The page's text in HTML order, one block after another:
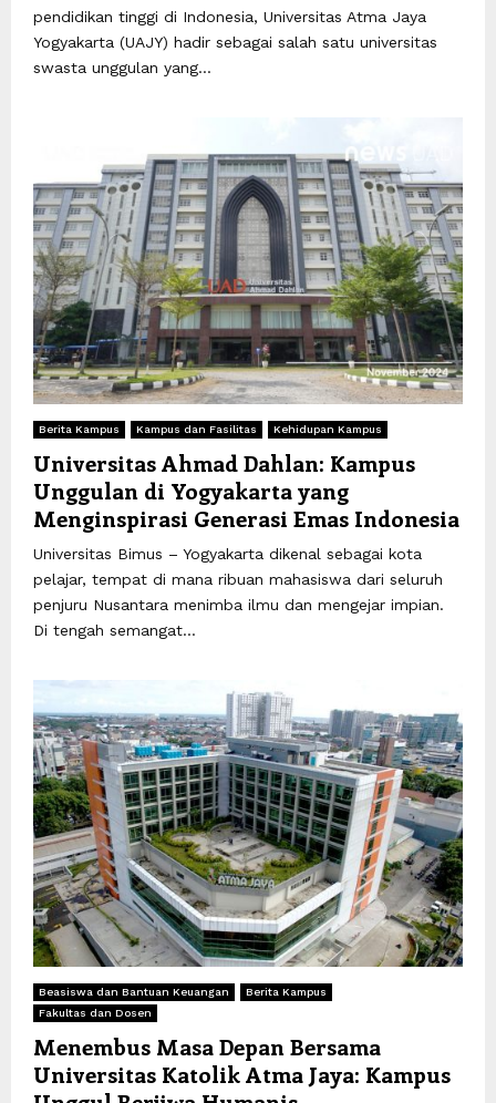
pendidikan tinggi di Indonesia, Universitas Atma Jaya
Yogyakarta (UAJY) hadir sebagai salah satu universitas
swasta unggulan yang...
Berita Kampus Kampus dan Fasilitas Kehidupan Kampus
Universitas Ahmad Dahlan: Kampus
Unggulan di Yogyakarta yang
Menginspirasi Generasi Emas Indonesia
Universitas Bimus – Yogyakarta dikenal sebagai kota
pelajar, tempat di mana ribuan mahasiswa dari seluruh
penjuru Nusantara menimba ilmu dan mengejar impian.
Di tengah semangat...
Beasiswa dan Bantuan Keuangan
Berita Kampus
Fakultas dan Dosen
Menembus Masa Depan Bersama
Universitas Katolik Atma Jaya: Kampus